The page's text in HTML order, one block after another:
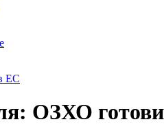
ЕС
ОЗХО